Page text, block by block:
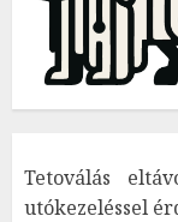
Tetoválás
utókezeléssel